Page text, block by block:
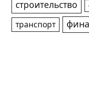
строительство
транспорт